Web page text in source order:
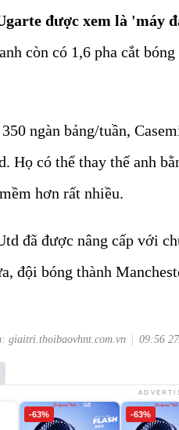
được xem là 'máy
còn có 1,6 pha cắt
ngàn bảng/tuần,
Họ có thể thay thế anh
hơn rất nhiều.
đã được nâng cấp với
đội bóng thành
giaitri.thoibaovhnt.com.vn 09:56
-63% -63%